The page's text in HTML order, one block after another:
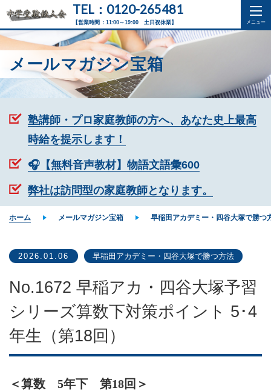
【営業時間：11:00～19:00 土日祝休業】
TEL：0120-265481
メールマガジン宝箱
塾講師・プロ家庭教師の方へ、あなた史上最高
時給を提示します！
🎧【無料音声教材】物語文語彙600
弊社は訪問型の家庭教師となります。
ホーム メールマガジン宝箱 早稲田アカデミー・四谷大塚で勝つ
2026.01.06 早稲田アカデミー・四谷大塚で勝つ方法
No.1672 早稲アカ・四谷大塚予習
シリーズ算数下対策ポイント 5･4
年生（第18回）
＜算数 5年下 第18回＞